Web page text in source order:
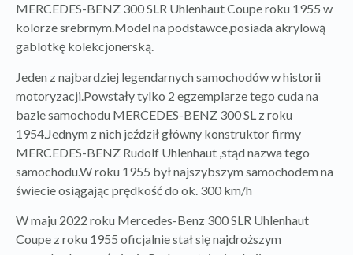
MERCEDES-BENZ 300 SLR Uhlenhaut Coupe roku 1955 w
kolorze srebrnym.Model na podstawce,posiada akrylową
gablotkę kolekcjonerską.
Jeden z najbardziej legendarnych samochodów w historii
motoryzacji.Powstały tylko 2 egzemplarze tego cuda na
bazie samochodu MERCEDES-BENZ 300 SL z roku
1954.Jednym z nich jeździł główny konstruktor firmy
MERCEDES-BENZ Rudolf Uhlenhaut ,stąd nazwa tego
samochodu.W roku 1955 był najszybszym samochodem na
świecie osiągając prędkość do ok. 300 km/h
W maju 2022 roku Mercedes-Benz 300 SLR Uhlenhaut
Coupe z roku 1955 oficjalnie stał się najdroższym